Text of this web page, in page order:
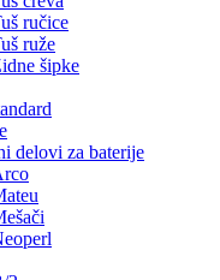
ručice
ruže
šipke
delovi za baterije